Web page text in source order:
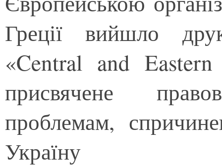
Греції вийшло
«Central and
присвячене
проблемам,
Україну